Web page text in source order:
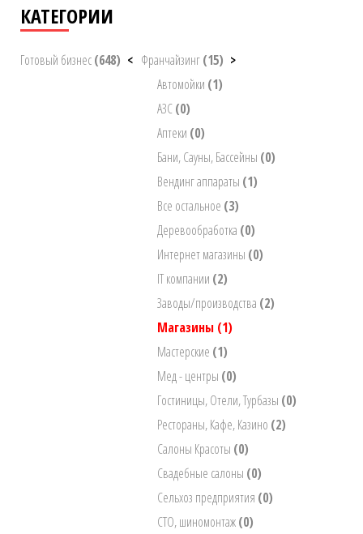
КАТЕГОРИИ
Готовый бизнес(648) < Франчайзинг(15) >
Автомойки (1)
АЗС(0)
Аптеки (0)
Бани, Сауны, Бассейны (0)
Вендинг аппараты (1)
Все остальное (3)
Деревообработка (0)
Интернет магазины (0)
IT компании (2)
Заводы/производства (2)
Магазины (1)
Мастерские (1)
Мед - центры (0)
Гостиницы, Отели, Турбазы (0)
Рестораны, Кафе, Казино (2)
Салоны Красоты (0)
Свадебные салоны (0)
Сельхоз предприятия (0)
СТО, шиномонтаж(0)